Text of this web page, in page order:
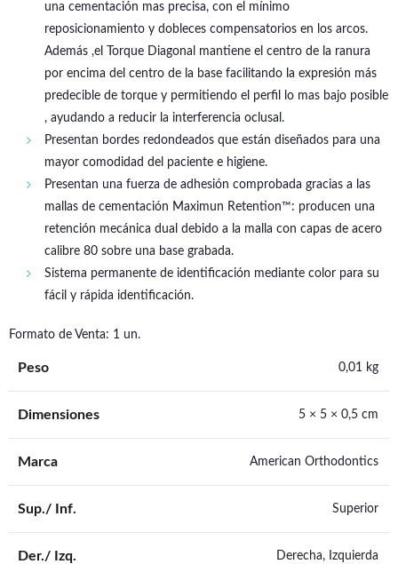
una cementación mas precisa, con el mínimo
reposicionamiento y dobleces compensatorios en los arcos.
Además ,el Torque Diagonal mantiene el centro de la ranura
por encima del centro de la base facilitando la expresión más
predecible de torque y permitiendo el perfil lo mas bajo posible
, ayudando a reducir la interferencia oclusal.
Presentan bordes redondeados que están diseñados para una
mayor comodidad del paciente e higiene.
Presentan una fuerza de adhesión comprobada gracias a las
mallas de cementación Maximun Retention™: producen una
retención mecánica dual debido a la malla con capas de acero
calibre 80 sobre una base grabada.
Sistema permanente de identificación mediante color para su
fácil y rápida identificación.
Formato de Venta: 1 un.
Peso 0,01 kg
Dimensiones 5 × 5 × 0,5 cm
Marca American Orthodontics
Sup./ Inf. Superior
Der./ Izq. Derecha, Izquierda